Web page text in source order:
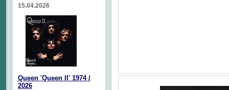
15.04.2026
Queen 'Queen II' 1974 /
2026